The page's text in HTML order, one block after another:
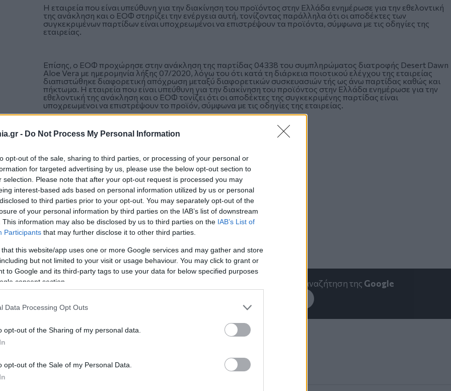
- Do Not Process My Personal Information
opt-out of the sale, sharing to third parties, or processing of your personal or
for targeted advertising by us, please use the below opt-out section to
selection. Please note that after your opt-out request is processed you may
interest-based ads based on personal information utilized by us or personal
to third parties prior to your opt-out. You may separately opt-out of the
of your personal information by third parties on the IAB’s list of downstream
This information may also be disclosed by us to third parties on the IAB’s List of
Participants that may further disclose it to other third parties.
that this website/app uses one or more Google services and may gather and store
but not limited to your visit or usage behaviour. You may click to grant or
to Google and its third-party tags to use your data for below specified purposes
consent section.
Data Processing Opt Outs
opt-out of the Sharing of my personal data.
opt-out of the Sale of my Personal Data.
Η εταιρεία που είναι υπεύθυνη για την διακίνηση του προϊόντος στην Ελλάδα ενημέρωσε για την εθελοντική
της ανάκληση και ο ΕΟΦ στηρίζει την ενέργεια αυτή, τονίζοντας παράλληλα ότι οι αποδέκτες των
συγκεκριμένων παρτίδων είναι υποχρεωμένοι να επιστρέψουν τα προϊόντα, σύμφωνα με τις οδηγίες της
εταιρείας.
Επίσης, ο ΕΟΦ προχώρησε στην ανάκληση της παρτίδας 04338 του συμπληρώματος διατροφής Desert Dawn
Aloe Vera με ημερομηνία λήξης 07/2020, λόγω του ότι κατά τη διάρκεια ποιοτικού ελέγχου της εταιρείας
διαπιστώθηκε διαφορετική απόχρωση μεταξύ διαφορετικών συσκευασιών τής ως άνω παρτίδας καθώς και
πήκτωμα. Η εταιρεία που είναι υπεύθυνη για την διακίνηση του προϊόντος στην Ελλάδα ενημέρωσε για την
εθελοντική της ανάκληση και ο ΕΟΦ τονίζει ότι οι αποδέκτες της συγκεκριμένης παρτίδας είναι
υποχρεωμένοι να επιστρέψουν το προϊόν, σύμφωνα με τις οδηγίες της εταιρείας.
στην αναζήτηση της Google